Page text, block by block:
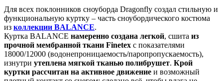
Для всех поклонников сноуборда Dragonfly создал стильную и
функциональную куртку – часть сноубордического костюма
из коллекции BALANCE.
Куртка BALANCE намеренно создана легкой, сшита из
прочной мембранной ткани Finetex с показателями
18000/12000 (водонепроницаемость/паропропускаемость),
изнутри утеплена мягкой тканью полибрушет. Крой
куртки рассчитан на активное движение и возможный